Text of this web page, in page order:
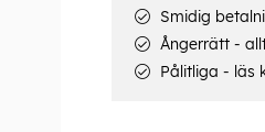
Smidig
Ångerrätt -
Pålitliga - läs